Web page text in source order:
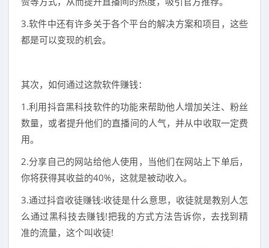
3.软件中还有许多关于各个平台的解决方案和项目，这些
都是可以变现的机会。
其次，如何通过这款软件赚钱：
1.利用抖音黑科技软件的功能来帮助他人增加关注、粉丝
数量，或者提升他们的直播间的人气，并从中收取一定费
用。
2.分享自己的网站给他人使用，当他们在网站上下单后，
你将获得其收益的40%，这就是被动收入。
3.通过抖音收徒赚钱:收徒是什么意思，收徒就是教别人怎
么通过黑科技去赚钱!把我的方式方法告诉你，去找到精
准的流量，这个叫收徒!